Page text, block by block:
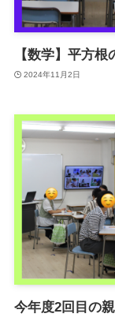
【数学】平方
2024年11月2日
今年度2回目の